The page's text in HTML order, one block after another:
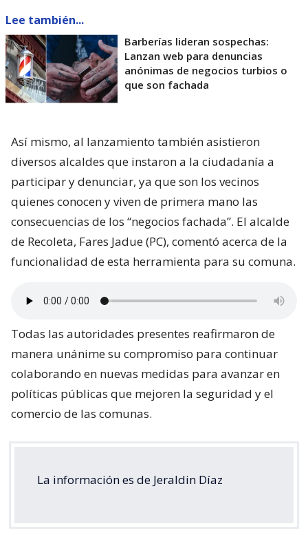
Lee también...
Barberías lideran sospechas:
Lanzan web para denuncias
anónimas de negocios turbios o
que son fachada
Así mismo, al lanzamiento también asistieron
diversos alcaldes que instaron a la ciudadanía a
participar y denunciar, ya que son los vecinos
quienes conocen y viven de primera mano las
consecuencias de los “negocios fachada”. El alcalde
de Recoleta, Fares Jadue (PC), comentó acerca de la
funcionalidad de esta herramienta para su comuna.
Todas las autoridades presentes reafirmaron de
manera unánime su compromiso para continuar
colaborando en nuevas medidas para avanzar en
políticas públicas que mejoren la seguridad y el
comercio de las comunas.
La información es de Jeraldin Díaz